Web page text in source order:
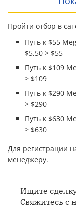
Пройти отбор в
Путь к $55
$5,50 > $55
Путь к $109
> $109
Путь к $290
> $290
Путь к $630
> $630
Для регистрации
менеджеру.
Ищите
Свяжитесь с